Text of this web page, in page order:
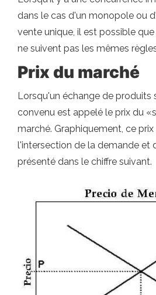
dans le cas d'un monopole ou
vente unique, il est possible
ne suivent pas les mêmes
Prix ​​du marché
Lorsqu'un échange de produits
convenu est appelé le prix du
marché. Graphiquement, ce
l'intersection de la demande et
présenté dans le chiffre suivant.